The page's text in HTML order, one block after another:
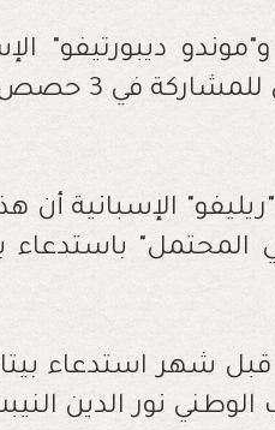
ديبورتيفو"
نيتوريو
الإسبانية أن
المحتمل"
نور الدين